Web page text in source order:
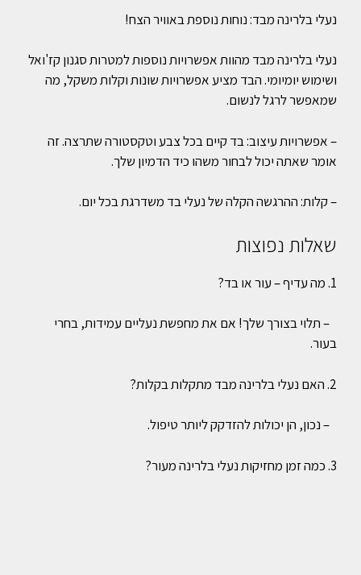
נעלי בלרינה מבד: נוחות נוספת באוויר הצח!
נעלי בלרינה מבד מהוות אפשרויות נוספות למטרות סגנון קז'ואל
ושימוש יומיומי. הבד מציע אפשרויות שונות וקלות משקל, מה
שמאפשר לרגל לנשום.
– אפשרויות עיצוב: בד קיים בכל צבע וטקסטורה שתרצה. זה
אומר שאתה יכול לבחור משהו כיד הדמיון שלך.
– קלות: ההרגשה הקלה של נעלי בד משדרגת בכל יום.
שאלות נפוצות
1. מה עדיף – עור או בד?
– תלוי בצורך שלך! אם את מחפשת נעליים עמידות, בחרי
בעור.
2. האם נעלי בלרינה מבד מתקלות בקלות?
– נכון, הן יכולות להזדקק ליותר טיפול.
3. כמה זמן מחזיקות נעלי בלרינה מעור?